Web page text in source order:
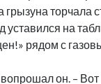
грызуна торчала
уставился на
рядом с
вопрошал он. –